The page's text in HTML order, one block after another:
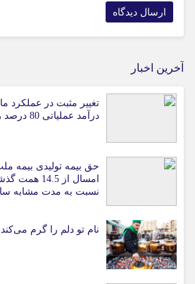
آخرین اخبار
تغییر مثبت در عملکرد
درآمد عملیاتی 80 درصد رشد کرد
حق بیمه تولیدی بیمه
نسبت به مدت مشابه
نام تو دلم را گرم می‌کند ✍️ اسلام انصاری فر